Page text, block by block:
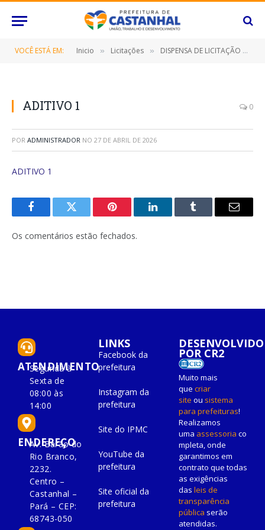
VOCÊ ESTÁ EM: Inicio » Licitações » DISPENSA DE LICITAÇÃO Nº 061/2022 (LOCAÇÃO DE UM IMÓVEL LOCALIZADO NA RUA CORONEL LEAL, 1250, BAIRRO: CENTRO – CASTANHAL/PARÁ, NO PERÍODO DE 12 (DOZE) MESES, QUE SERÁ DESTINADO AO FUNCIONAMENTO DA SEDE DO PROCON DESTE MUNICÍPIO DE CASTANHAL/PA)
ADITIVO 1 0
POR ADMINISTRADOR NO 27 DE ABRIL DE 2026
ADITIVO 1
FacebookTwitter Pinterest O
Tumblr
E-
Os comentários estão fechados.
ATENDIMENTO
Segunda à
Sexta de
08:00 às
14:00
ENDEREÇO
Av. Barão do
Rio Branco,
2232.
Centro –
Castanhal –
Pará – CEP:
68743-050
LINKS
Facebook da
prefeitura
Instagram da
prefeitura
Site do IPMC
YouTube da
prefeitura
Site oficial da
prefeitura
DESENVOLVIDO
POR CR2
Muito mais
que criar
site ou sistema
para prefeituras!
Realizamos
uma assessoria co
mpleta, onde
garantimos em
contrato que todas
as exigências
das leis de
transparência
pública serão
atendidas.